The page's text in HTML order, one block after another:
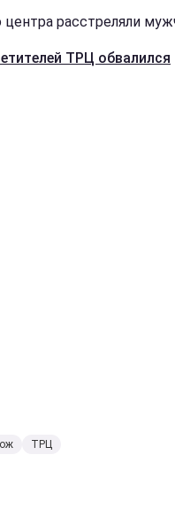
расстреляли
ТРЦ обвалился
ТРЦ